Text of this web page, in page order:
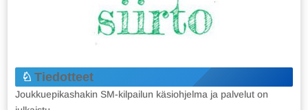
Tiedotteet
Joukkuepikashakin SM-kilpailun käsiohjelma ja palvelut on